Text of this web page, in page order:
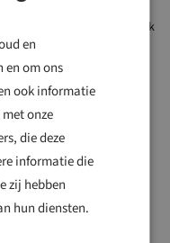
of bij een BENU apotheek
vertrouw op
een breed scala aan
veilig mogelijk te maken.
afgestemd op uw
A,DTP,Rabiës
dat u optimaal
en
en om ons
ook informatie
onze
die deze
informatie die
zij hebben
hun diensten.